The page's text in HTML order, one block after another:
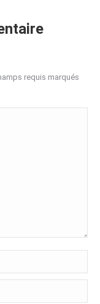
requis marqués